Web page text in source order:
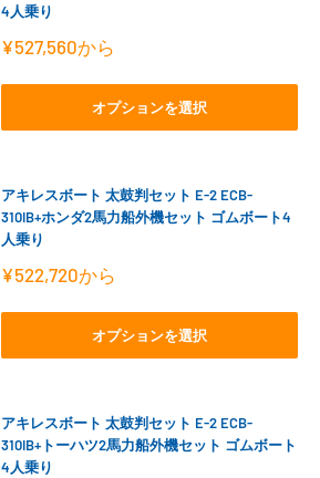
4人乗り
販
価
¥527,560から
オプションを選択
アキレスボート 太鼓判セット E-2 ECB-
310IB+ホンダ2馬力船外機セット ゴムボート4
人乗り
販
価
¥522,720から
オプションを選択
アキレスボート 太鼓判セット E-2 ECB-
310IB+トーハツ2馬力船外機セット ゴムボート
4人乗り